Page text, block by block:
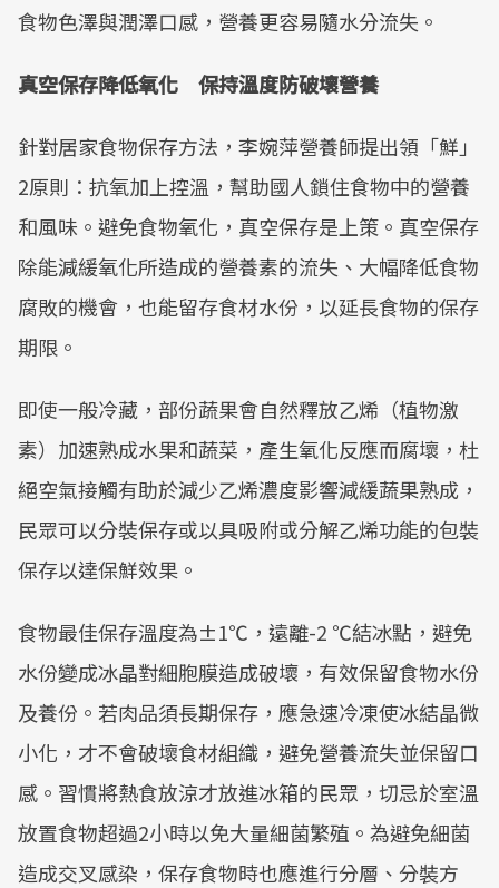
食物色澤與潤澤口感，營養更容易隨水分流失。
真空保存降低氧化 保持溫度防破壞營養
針對居家食物保存方法，李婉萍營養師提出領「鮮」
2原則：抗氧加上控溫，幫助國人鎖住食物中的營養
和風味。避免食物氧化，真空保存是上策。真空保存
除能減緩氧化所造成的營養素的流失、大幅降低食物
腐敗的機會，也能留存食材水份，以延長食物的保存
期限。
即使一般冷藏，部份蔬果會自然釋放乙烯（植物激
素）加速熟成水果和蔬菜，產生氧化反應而腐壞，杜
絕空氣接觸有助於減少乙烯濃度影響減緩蔬果熟成，
民眾可以分裝保存或以具吸附或分解乙烯功能的包裝
保存以達保鮮效果。
食物最佳保存溫度為±1℃，遠離-2 ℃結冰點，避免
水份變成冰晶對細胞膜造成破壞，有效保留食物水份
及養份。若肉品須長期保存，應急速冷凍使冰結晶微
小化，才不會破壞食材組織，避免營養流失並保留口
感。習慣將熱食放涼才放進冰箱的民眾，切忌於室溫
放置食物超過2小時以免大量細菌繁殖。為避免細菌
造成交叉感染，保存食物時也應進行分層、分裝方